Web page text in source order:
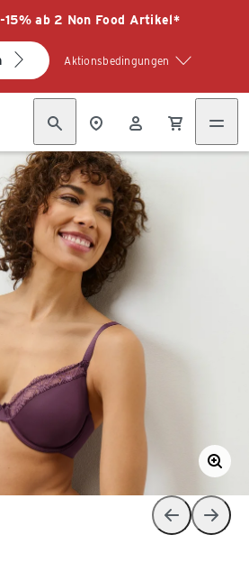
15% ab 2 Non Food Artikel*
Aktionsbedingungen